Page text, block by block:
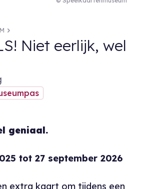
Niet eerlijk, wel
geniaal.
tot 27 september 2026
extra kaart om tijdens een